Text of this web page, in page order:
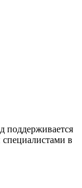
поддерживается
в